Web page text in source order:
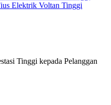
Elektrik Voltan Tinggi
Tinggi kepada Pelanggan